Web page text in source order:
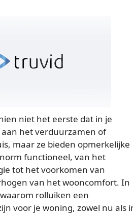
niet het eerste dat in je
het verduurzamen of
maar ze bieden opmerkelijke
functioneel, van het
tot het voorkomen van
van het wooncomfort. In
rolluiken een
voor je woning, zowel nu als